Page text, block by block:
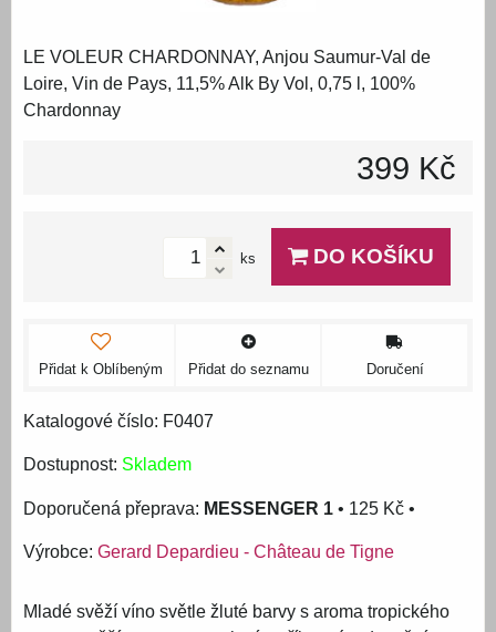
LE VOLEUR CHARDONNAY, Anjou Saumur-Val de
Loire, Vin de Pays, 11,5% Alk By Vol, 0,75 l, 100%
Chardonnay
399 Kč
ks DO KOŠÍKU
Přidat k Oblíbeným Přidat do seznamu Doručení
Katalogové číslo: F0407
Dostupnost: Skladem
MESSENGER 1 • 125 Kč •
Výrobce: Gerard Depardieu - Château de Tigne
Mladé svěží víno světle žluté barvy s aroma tropického